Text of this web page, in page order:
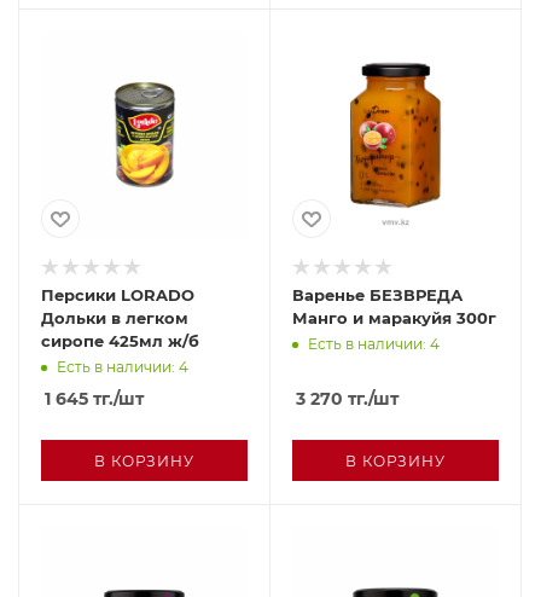
Персики LORADO
Дольки в легком
сиропе 425мл ж/б
Есть в наличии: 4
1 645 тг./шт
В КОРЗИНУ
Варенье БЕЗВРЕДА
Манго и маракуйя 300г
Есть в наличии: 4
3 270 тг./шт
В КОРЗИНУ